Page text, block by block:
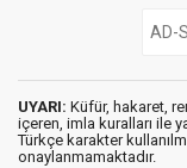
UYARI: Küfür, hakaret,
içeren, imla kuralları ile
Türkçe karakter
onaylanmamaktadır.